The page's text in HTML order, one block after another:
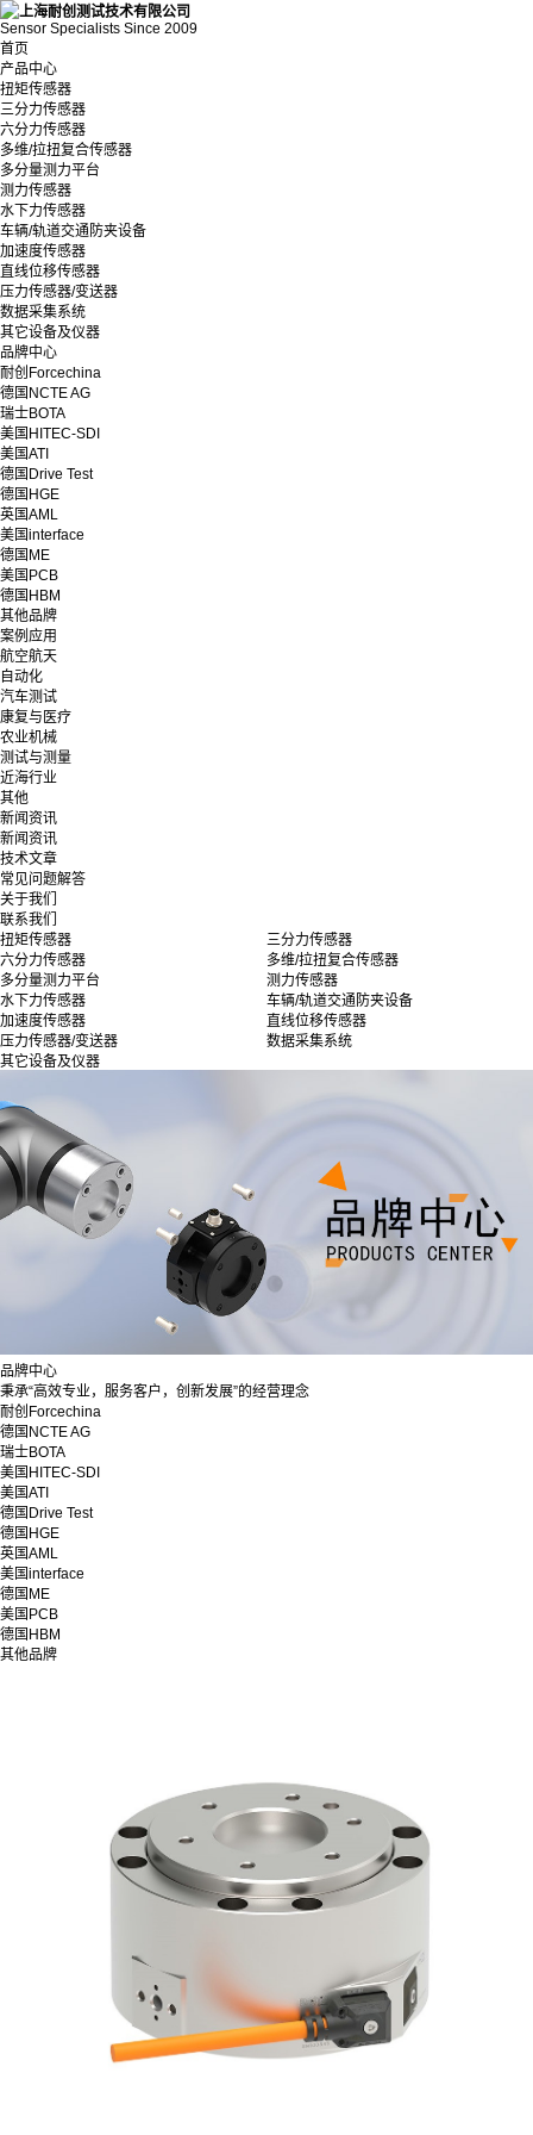
Sensor Specialists Since 2009
首页
产品中心
扭矩传感器
三分力传感器
六分力传感器
多维/拉扭复合传感器
多分量测力平台
测力传感器
水下力传感器
车辆/轨道交通防夹设备
加速度传感器
直线位移传感器
压力传感器/变送器
数据采集系统
其它设备及仪器
品牌中心
耐创Forcechina
德国NCTE AG
瑞士BOTA
美国HITEC-SDI
美国ATI
德国Drive Test
德国HGE
英国AML
美国interface
德国ME
美国PCB
德国HBM
其他品牌
案例应用
航空航天
自动化
汽车测试
康复与医疗
农业机械
测试与测量
近海行业
其他
新闻资讯
新闻资讯
技术文章
常见问题解答
关于我们
联系我们
扭矩传感器
三分力传感器
六分力传感器
多维/拉扭复合传感器
多分量测力平台
测力传感器
水下力传感器
车辆/轨道交通防夹设备
加速度传感器
直线位移传感器
压力传感器/变送器
数据采集系统
其它设备及仪器
品牌中心
秉承“高效专业，服务客户，创新发展”的经营理念
耐创Forcechina
德国NCTE AG
瑞士BOTA
美国HITEC-SDI
美国ATI
德国Drive Test
德国HGE
英国AML
美国interface
德国ME
美国PCB
德国HBM
其他品牌